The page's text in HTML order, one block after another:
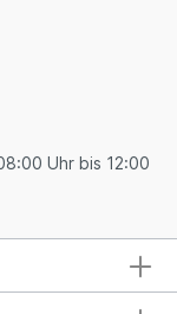
Uhr bis 12:00